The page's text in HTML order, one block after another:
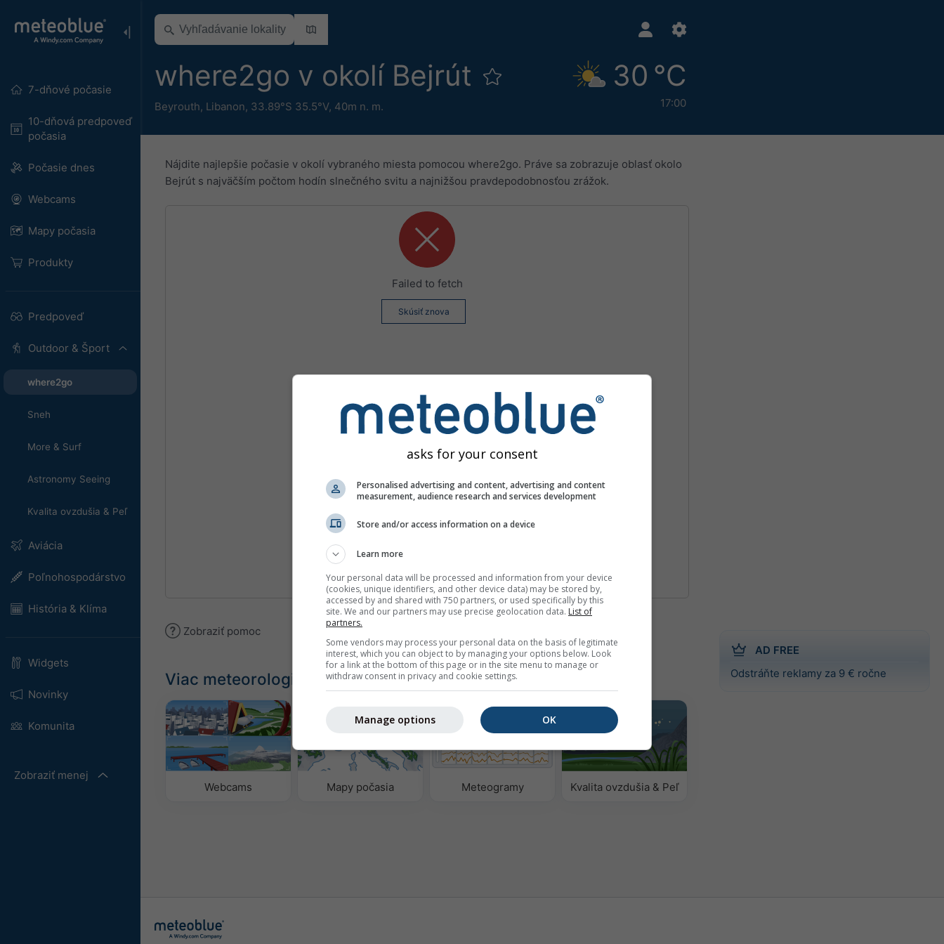
7-dňové počasie
10-dňová predpoveď
počasia
Počasie dnes
Webcams
Mapy počasia
Produkty
Predpoveď
Outdoor & Šport
where2go
Sneh
More & Surf
Astronomy Seeing
Kvalita ovzdušia & Peľ
Aviácia
Poľnohospodárstvo
História & Klíma
Widgets
Novinky
Komunita
Zobraziť menej
where2go v okolí Bejrút
Beyrouth, Libanon, 33.89°S 35.5°V, 40m n. m.
30 °C
17:00
AD FREE
Odstráňte reklamy za 9 € ročne
Nájdite najlepšie počasie v okolí vybraného miesta pomocou where2go. Práve sa zobrazuje oblasť okolo
Bejrút s najväčším počtom hodín slnečného svitu a najnižšou pravdepodobnosťou zrážok.
Failed to fetch
Skúsiť znova
Zobraziť pomoc
Viac meteorologických údajov
Webcams Mapy počasia Meteogramy Kvalita ovzdušia & Peľ
asks for your consent
Personalised advertising and content, advertising and content
measurement, audience research and services development
Store and/or access information on a device
Learn more
Your personal data will be processed and information from your device
(cookies, unique identifiers, and other device data) may be stored by,
accessed by and shared with 750 partners, or used specifically by this
site. We and our partners may use precise geolocation data. List of
partners.
Some vendors may process your personal data on the basis of legitimate
interest, which you can object to by managing your options below. Look
for a link at the bottom of this page or in the site menu to manage or
withdraw consent in privacy and cookie settings.
OK
Manage options